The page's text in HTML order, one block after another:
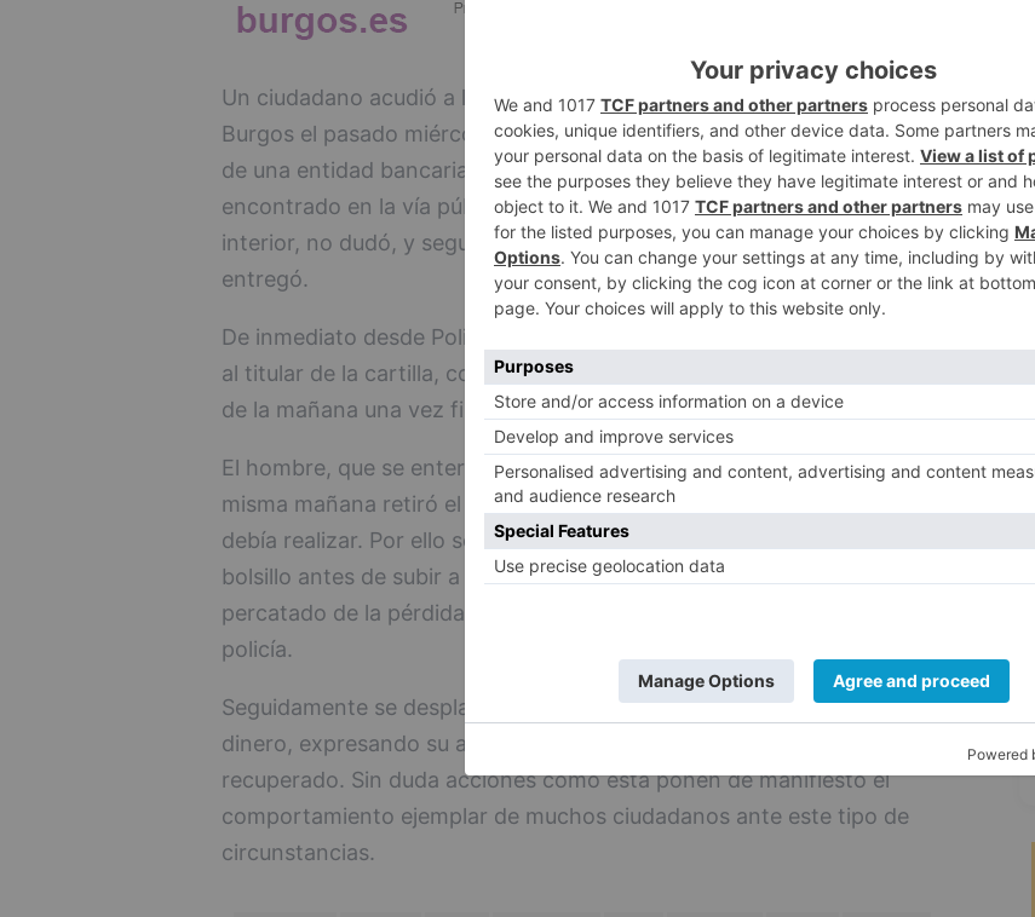
Un ciudadano acudió a la Comisaría Provincial de Policía Nacional de
Burgos el pasado miércoles 12 de enero para hacer entrega de la cartilla
de una entidad bancaria con 660 euros en efectivo. Este hombre la había
encontrado en la vía pública y, al observar que contenía dinero en su
interior, no dudó, y seguidamente se presentó en la Comisaría donde la
entregó.
De inmediato desde Policía Nacional se realizaron gestiones para localizar
al titular de la cartilla, con el que no se pudo contactar hasta última hora
de la mañana una vez finalizada su jornada laboral.
El hombre, que se enteró del asunto en ese instante, comentó que esa
misma mañana retiró el dinero de un cajero para un pago en efectivo que
debía realizar. Por ello se deduce que se le debió caer al guardarlo en un
bolsillo antes de subir a su vehículo y acudir al trabajo. No se había
percatado de la pérdida hasta el momento en que recibió la llamada de la
policía.
Seguidamente se desplazó a la Comisaría donde se le hizo entrega de su
dinero, expresando su agradecimiento hacia el ciudadano que lo había
recuperado. Sin duda acciones como esta ponen de manifiesto el
comportamiento ejemplar de muchos ciudadanos ante este tipo de
circunstancias.